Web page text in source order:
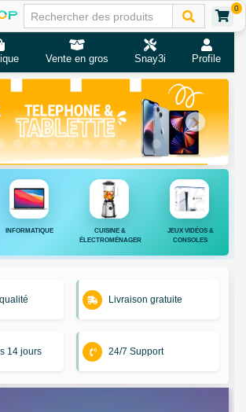
0
Vente en gros Snay3i Profile
INFORMATIQUE
CUISINE &
ÉLECTROMÉNAGER
JEUX VIDÉOS &
CONSOLES
Livraison gratuite
14 jours 24/7 Support